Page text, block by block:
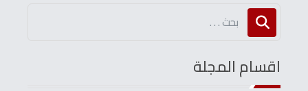
اقسام المجلة